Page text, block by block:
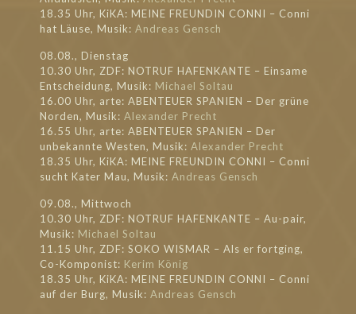
18.35 Uhr, KiKA: MEINE FREUNDIN CONNI – Conni
hat Läuse, Musik: Andreas Gensch
08.08., Dienstag
10.30 Uhr, ZDF: NOTRUF HAFENKANTE – Einsame
Entscheidung, Musik: Michael Soltau
16.00 Uhr, arte: ABENTEUER SPANIEN – Der grüne
Norden, Musik: Alexander Precht
16.55 Uhr, arte: ABENTEUER SPANIEN – Der
unbekannte Westen, Musik: Alexander Precht
18.35 Uhr, KiKA: MEINE FREUNDIN CONNI – Conni
sucht Kater Mau, Musik: Andreas Gensch
09.08., Mittwoch
10.30 Uhr, ZDF: NOTRUF HAFENKANTE – Au-pair,
Musik: Michael Soltau
11.15 Uhr, ZDF: SOKO WISMAR – Als er fortging,
Co-Komponist: Kerim König
18.35 Uhr, KiKA: MEINE FREUNDIN CONNI – Conni
auf der Burg, Musik: Andreas Gensch